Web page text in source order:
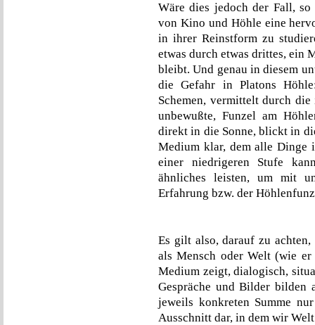
Wäre dies jedoch der Fall,
von Kino und Höhle eine
in ihrer Reinstform zu
etwas durch etwas drittes, ein
bleibt. Und genau in diesem
die Gefahr in Platons
Schemen, vermittelt durch
unbewußte, Funzel am
direkt in die Sonne, blickt in
Medium klar, dem alle Dinge
einer niedrigeren Stufe
ähnliches leisten, um mit
Erfahrung bzw. der
Es gilt also, darauf zu
als Mensch oder Welt (wie
Medium zeigt, dialogisch,
Gespräche und Bilder bilden
jeweils konkreten Summe
Ausschnitt dar, in dem wir